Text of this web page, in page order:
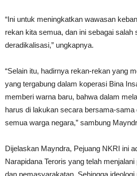
“Ini untuk meningkatkan wawasan
rekan kita semua, dan ini sebagai salah
deradikalisasi,” ungkapnya.
“Selain itu, hadirnya rekan-rekan yang
yang tergabung dalam koperasi Bina
memberi warna baru, bahwa dalam
harus di lakukan secara bersama-sama
semua warga negara,” sambung
Dijelaskan Mayndra, Pejuang NKRI ini
Narapidana Teroris yang telah
dan pemasyarakatan. Sehingga